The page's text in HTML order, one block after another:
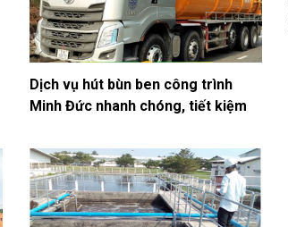
Dịch vụ hút bùn ben công trình
Minh Đức nhanh chóng, tiết kiệm